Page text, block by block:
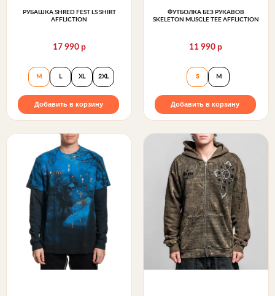
РУБАШКА SHRED FEST LS SHIRT
AFFLICTION
17 990 р
Рубашка Shred Fest LS Shirt Affliction
M L XL 2XL
Добавить в корзину
ФУТБОЛКА БЕЗ РУКАВОВ
SKELETON MUSCLE TEE AFFLICTION
11 990р
Футболка без
S M
Добавить в корзину